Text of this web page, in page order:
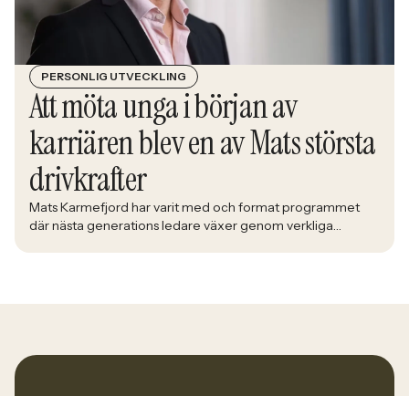
PERSONLIG UTVECKLING
Att möta unga i början av
karriären blev en av Mats största
drivkrafter
Mats Karmefjord har varit med och format programmet
där nästa generations ledare växer genom verkliga